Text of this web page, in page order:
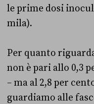
le prime dosi
mila).
Per quanto
non è pari allo 0,3
– ma al 2,8 per
guardiamo alle